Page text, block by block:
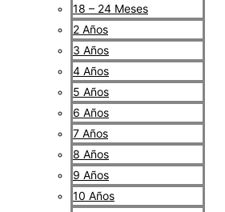
18 – 24 Meses
2 Años
3 Años
4 Años
5 Años
6 Años
7 Años
8 Años
9 Años
10 Años